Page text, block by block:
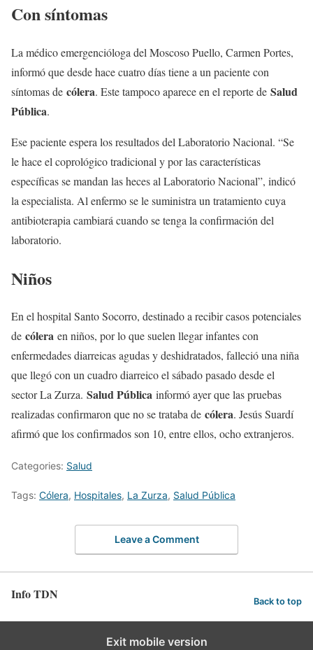
Con síntomas
La médico emergencióloga del Moscoso Puello, Carmen Portes,
informó que desde hace cuatro días tiene a un paciente con
síntomas de cólera. Este tampoco aparece en el reporte de Salud
Pública.
Ese paciente espera los resultados del Laboratorio Nacional. “Se
le hace el coprológico tradicional y por las características
específicas se mandan las heces al Laboratorio Nacional”, indicó
la especialista. Al enfermo se le suministra un tratamiento cuya
antibioterapia cambiará cuando se tenga la confirmación del
laboratorio.
Niños
En el hospital Santo Socorro, destinado a recibir casos potenciales
de cólera en niños, por lo que suelen llegar infantes con
enfermedades diarreicas agudas y deshidratados, falleció una niña
que llegó con un cuadro diarreico el sábado pasado desde el
sector La Zurza. Salud Pública informó ayer que las pruebas
realizadas confirmaron que no se trataba de cólera. Jesús Suardí
afirmó que los confirmados son 10, entre ellos, ocho extranjeros.
Categories: Salud
Tags: Cólera, Hospitales, La Zurza, Salud Pública
Leave a Comment
Info TDN Back to top
Exit mobile version